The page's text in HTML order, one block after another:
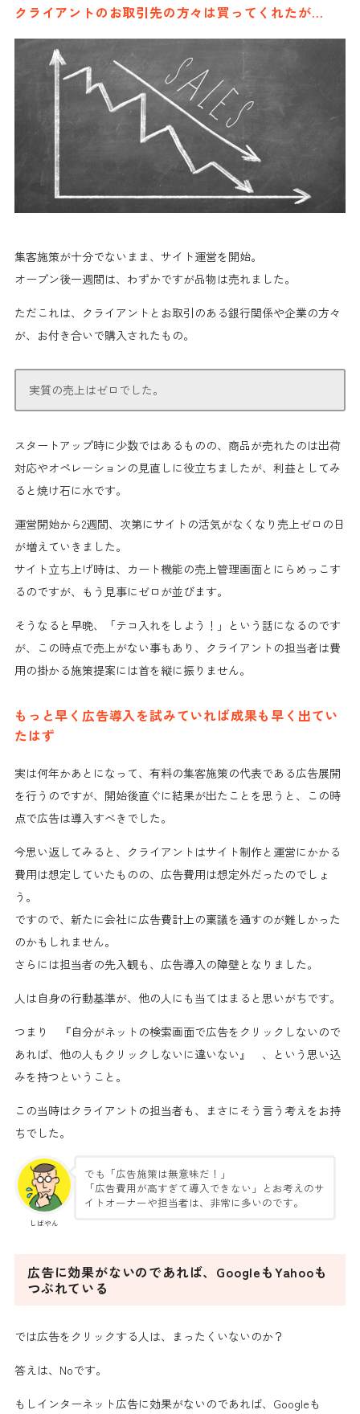
クライアントのお取引先の方々は買ってくれたが…
集客施策が十分でないまま、サイト運営を開始。
オープン後一週間は、わずかですが品物は売れました。
ただこれは、クライアントとお取引のある銀行関係や企業の方々
が、 お付き合いで購入されたもの。
実質の売上はゼロ でした。
スタートアップ時に少数ではあるものの、商品が売れたのは出荷
対応やオペレーションの見直しに役立ちましたが、 利益としてみ
ると焼け石に水です。
運営開始から2週間、次第にサイトの活気がなくなり 売上ゼロの日
が増えて いきました。
サイト立ち上げ時は、カート機能の売上管理画面とにらめっこす
るのですが、もう見事にゼロが並びます。
そうなると早晩、 「テコ入れをしよう！」 という話になるのです
が、この時点で売上がない事もあり、クライアントの担当者は費
用の掛かる施策提案には首を縦に振りません。
もっと早く広告導入を試みていれば成果も早く出てい
たはず
実は何年かあとになって、 有料の集客施策の代表である広告展開
を行うのですが、 開始後直ぐに結果が出た ことを思うと、この時
点で広告は導入すべき でした。
今思い返してみると、クライアントはサイト制作と運営にかかる
費用は想定していたものの、 広告費用は想定外だったのでしょ
う。
ですので、新たに会社に広告費計上の稟議を通すのが難しかった
のかもしれません。
さらには担当者の先入観も、広告導入の障壁となりました。
人は 自身の行動基準が、他の人にも当てはまる と思いがちです。
つまり 『自分がネットの検索画面で広告をクリックしないので
あれば、 他の人もクリックしないに違いない』 、という思い込
みを持つということ。
この当時はクライアントの担当者も、まさにそう言う考えをお持
ちでした。
しばやん
でも 「広告施策は無意味だ！」
「広告費用が高すぎて導入できない 」とお考えのサ
イトオーナーや担当者は、非常に多いのです。
広告に効果がないのであれば、GoogleもYahooも
つぶれている
では広告をクリックする人は、まったくいないのか？
答えは、 Noです。
もしインターネット広告に効果がないのであれば、Googleも